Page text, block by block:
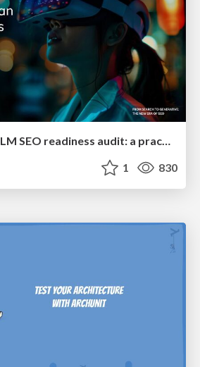
How to build an LLM SEO readiness audit: a practical framework
1 830